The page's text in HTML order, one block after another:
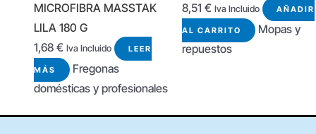
MICROFIBRA MASSTAK
LILA 180 G
1,68 € Iva Incluido LEER
MÁS
Fregonas
domésticas y profesionales
8,51 € Iva Incluido AÑADIR
AL CARRITO
Mopas y
repuestos